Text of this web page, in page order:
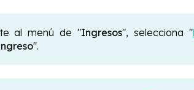
al menú de "Ingresos", selecciona "
".